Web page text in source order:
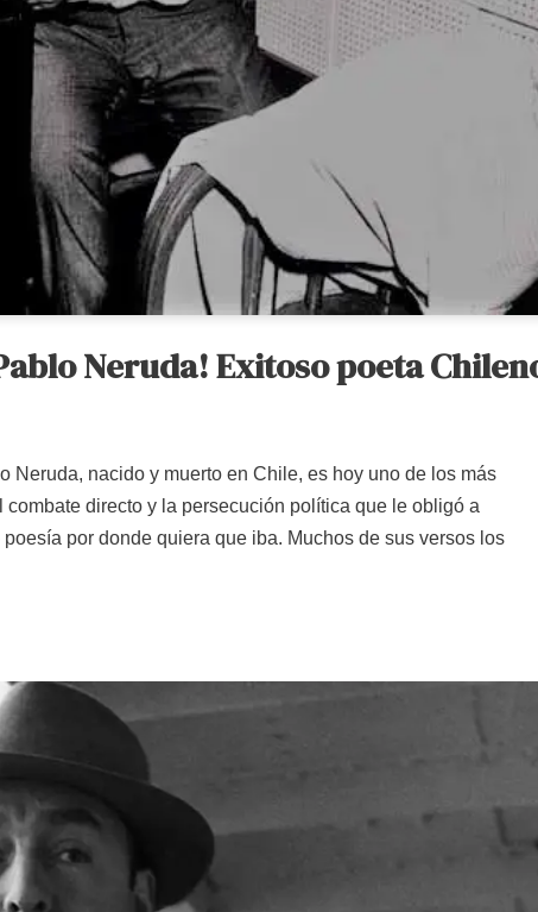
Neruda! Exitoso poeta
nacido y muerto en Chile, es hoy uno de los más
directo y la persecución política que le obligó a
por donde quiera que iba. Muchos de sus versos los